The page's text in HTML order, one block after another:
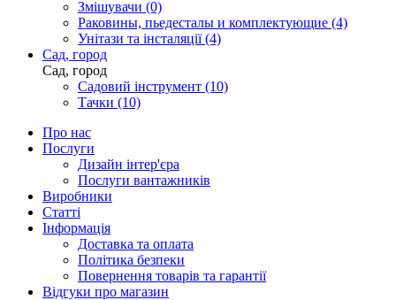
Змішувачи (0)
Раковины, пьедесталы и комплектующие (4)
Унітази та інсталяції (4)
Сад, город
Сад, город
Садовий інструмент (10)
Тачки (10)
Про нас
Послуги
Дизайн інтер'єра
Послуги вантажників
Виробники
Статті
Інформація
Доставка та оплата
Політика безпеки
Повернення товарів та гарантії
Відгуки про магазин